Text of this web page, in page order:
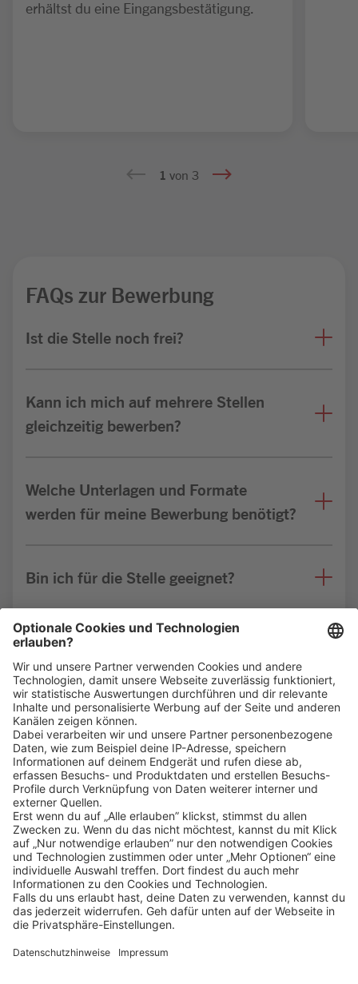
erhältst du eine Eingangsbestätigung.
1 von 3
FAQs zur Bewerbung
Ist die Stelle noch frei?
Kann ich mich auf mehrere Stellen
gleichzeitig bewerben?
Welche Unterlagen und Formate
werden für meine Bewerbung benötigt?
Bin ich für die Stelle geeignet?
Weitere FAQs
Klickehier, um alle offenen Jobs zu sehen.
Impressum Datenschutz
Privatsphäre-Einstellungen
FAQ
Veranstaltungen
Sitemap